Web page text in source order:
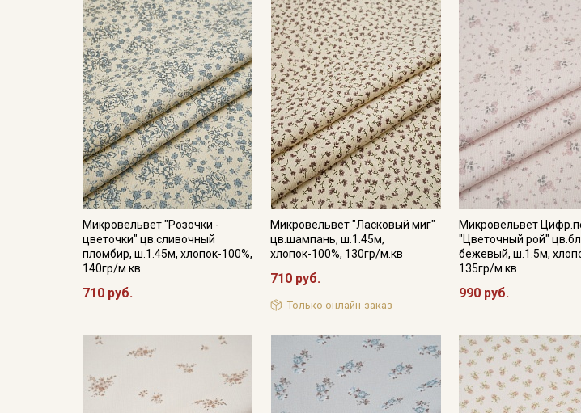
Цветопередача (тон) может
монитора и в зависимости от
Микровельвет "Розочки -
цветочки" цв.сливочный
пломбир, ш.1.45м, хлопок-100%,
140гр/м.кв
710 руб.
Микровельвет "Ласковый миг"
цв.шампань, ш.1.45м,
хлопок-100%, 130гр/м.кв
710 руб.
Только онлайн-заказ
Микровельвет
"Цветочный рой"
бежевый, ш.1.5м,
135гр/м.кв
990 руб.
Секретная
Купава